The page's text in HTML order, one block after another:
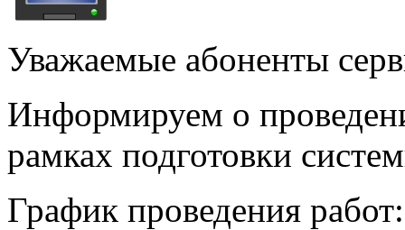
Уважаемые абоненты
Информируем о
рамках подготовки
График проведения работ: